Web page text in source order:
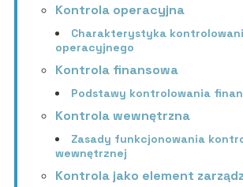
Kontrola operacyjna
Charakterystyka
operacyjnego
Kontrola finansowa
Podstawy kontrolowania
Kontrola wewnętrzna
Zasady funkcjonowania
wewnętrznej
Kontrola jako element